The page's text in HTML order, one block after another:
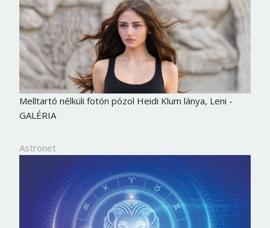
Melltartó nélküli fotón pózol Heidi Klum lánya, Leni -
GALÉRIA
Astronet